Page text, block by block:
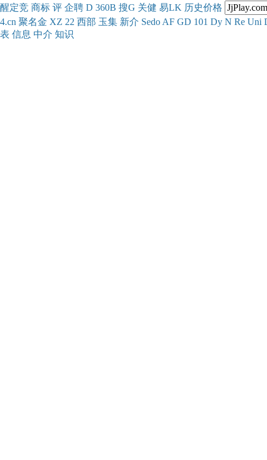
醒定竞 商标 评 企聘 D 360B 搜G 关健 易LK 历史价格
4.cn 聚名金 XZ 22 西部 玉集 新介 Sedo AF GD 101 Dy N Re Uni
表 信息 中介 知识